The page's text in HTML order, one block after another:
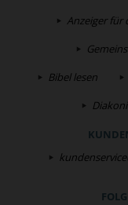
Anzeiger für
Bibel lesen